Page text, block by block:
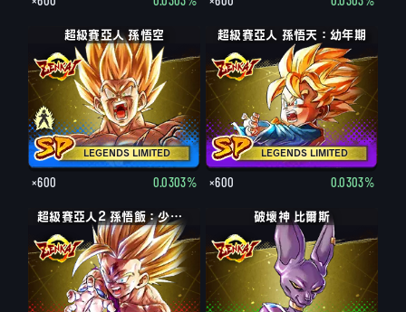
LEGENDS LIMITED
超級賽亞人 孫悟空
×600 0.0303%
LEGENDS LIMITED
超級賽亞人 孫悟天：幼年期
×600 0.0303%
超級賽亞人2 孫悟飯：少年期 破壞神 比爾斯